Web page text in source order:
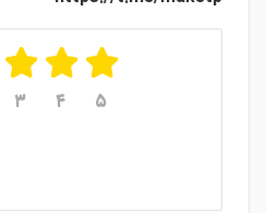
۳ ۴ ۵